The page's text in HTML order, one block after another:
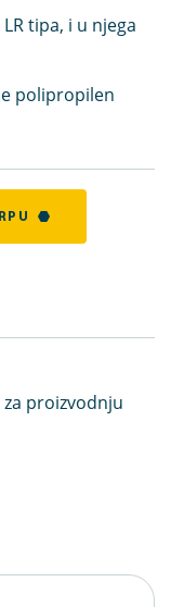
tipa, i u njega
polipropilen
proizvodnju